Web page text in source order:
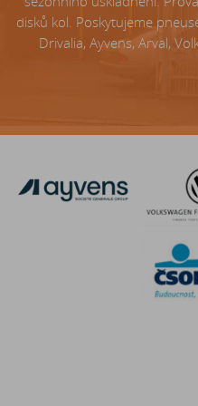
disků kol. Poskytujeme
Drivalia, Ayvens, Arval,